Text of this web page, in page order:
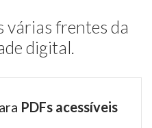
várias frentes da
digital.
PDFs acessíveis